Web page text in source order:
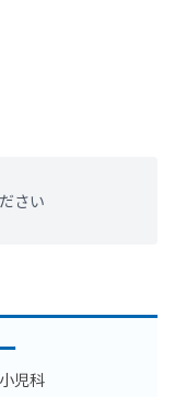
さい
児科